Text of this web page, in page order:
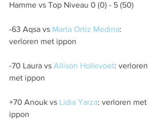
Hamme vs Top Niveau 0 (0) - 5 (50)
-63 Aqsa vs Marta Ortiz Medina:
verloren met ippon
-70 Laura vs Allison Hollevoet: verloren
met ippon
+70 Anouk vs Lidia Yarza: verloren met
ippon